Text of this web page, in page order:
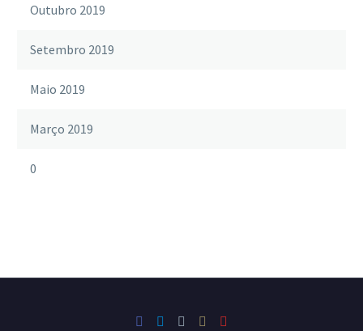
Outubro 2019
Setembro 2019
Maio 2019
Março 2019
0